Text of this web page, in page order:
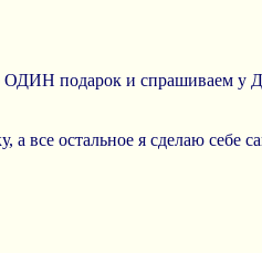
подарок и спрашиваем у
все остальное я сделаю себе